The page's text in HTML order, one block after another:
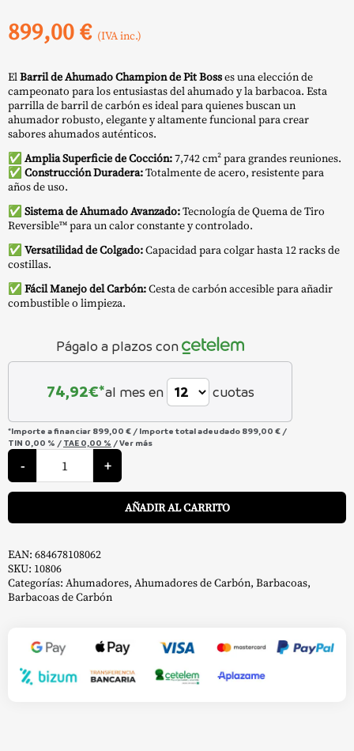
899,00€ (IVA inc.)
ElBarril de Ahumado Champion de Pit Bosses una elección de
campeonato para los entusiastas del ahumado y la barbacoa. Esta
parrilla de barril de carbón es ideal para quienes buscan un
ahumador robusto, elegante y altamente funcional para crear
sabores ahumados auténticos.
✅ Amplia Superficie de Cocción:7,742 cm² para grandes reuniones.
✅ Construcción Duradera:Totalmente de acero, resistente para
años de uso.
✅ Sistema de Ahumado Avanzado:Tecnología de Quema de Tiro
Reversible™ para un calor constante y controlado.
✅ Versatilidad de Colgado:Capacidad para colgar hasta 12 racks de
costillas.
✅ Fácil Manejo del Carbón:Cesta de carbón accesible para añadir
combustible o limpieza.
Págalo a plazos con
74,92€*al mes en cuotas
*Importe a financiar 899,00 € / Importe total adeudado 899,00 € /
TIN 0,00 % / TAE 0,00 % /Ver más
-
Barril
Ahumado
Champion
-
Boss
+
AÑADIR AL CARRITO
EAN: 684678108062
SKU: 10806
Categorías: Ahumadores, Ahumadores de Carbón, Barbacoas,
Barbacoas de Carbón